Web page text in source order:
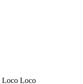
Loco Loco